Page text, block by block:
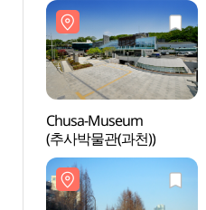
Chusa-Museum
(추사박물관(과천))